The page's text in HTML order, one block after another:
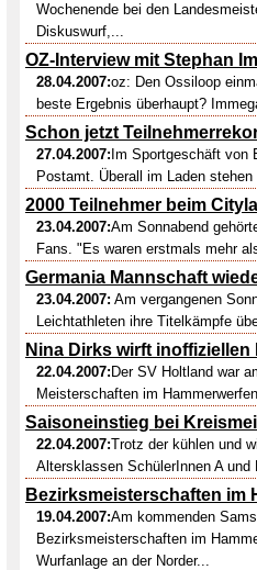
Wochenende bei den
Diskuswurf,...
OZ-Interview mit Stephan
28.04.2007:oz: Den Ossiloop
beste Ergebnis überhaupt?
Schon jetzt
27.04.2007: Im Sportgeschäft von
Postamt. Überall im Laden
2000 Teilnehmer beim
23.04.2007:Am Sonnabend
Fans. "Es waren erstmals mehr
Germania Mannschaft
23.04.2007: Am vergangenen
Leichtathleten ihre Titelkämpfe
Nina Dirks wirft
22.04.2007: Der SV Holtland war
Meisterschaften im
Saisoneinstieg bei
22.04.2007:Trotz der kühlen und
Altersklassen SchülerInnen A
Bezirksmeisterschaften im
19.04.2007:Am kommenden
Bezirksmeisterschaften im
Wurfanlage an der Norder...